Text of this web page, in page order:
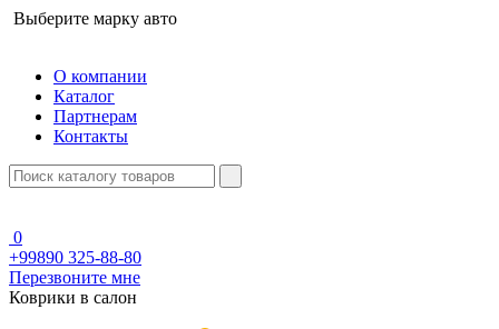
Выберите марку авто
О компании
Каталог
Партнерам
Контакты
0
+99890 325-88-80
Перезвоните мне
Коврики в салон